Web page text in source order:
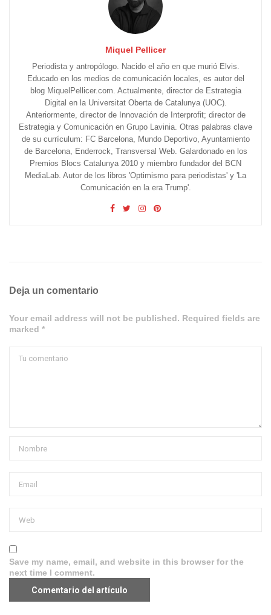
Miquel Pellicer
Periodista y antropólogo. Nacido el año en que murió Elvis.
Educado en los medios de comunicación locales, es autor del
blog MiquelPellicer.com. Actualmente, director de Estrategia
Digital en la Universitat Oberta de Catalunya (UOC).
Anteriormente, director de Innovación de Interprofit; director de
Estrategia y Comunicación en Grupo Lavinia. Otras palabras clave
de su currículum: FC Barcelona, Mundo Deportivo, Ayuntamiento
de Barcelona, Enderrock, Transversal Web. Galardonado en los
Premios Blocs Catalunya 2010 y miembro fundador del BCN
MediaLab. Autor de los libros 'Optimismo para periodistas' y 'La
Comunicación en la era Trump'.
Deja un comentario
Your email address will not be published. Required fields are
marked *
Save my name, email, and website in this browser for the
next time I comment.